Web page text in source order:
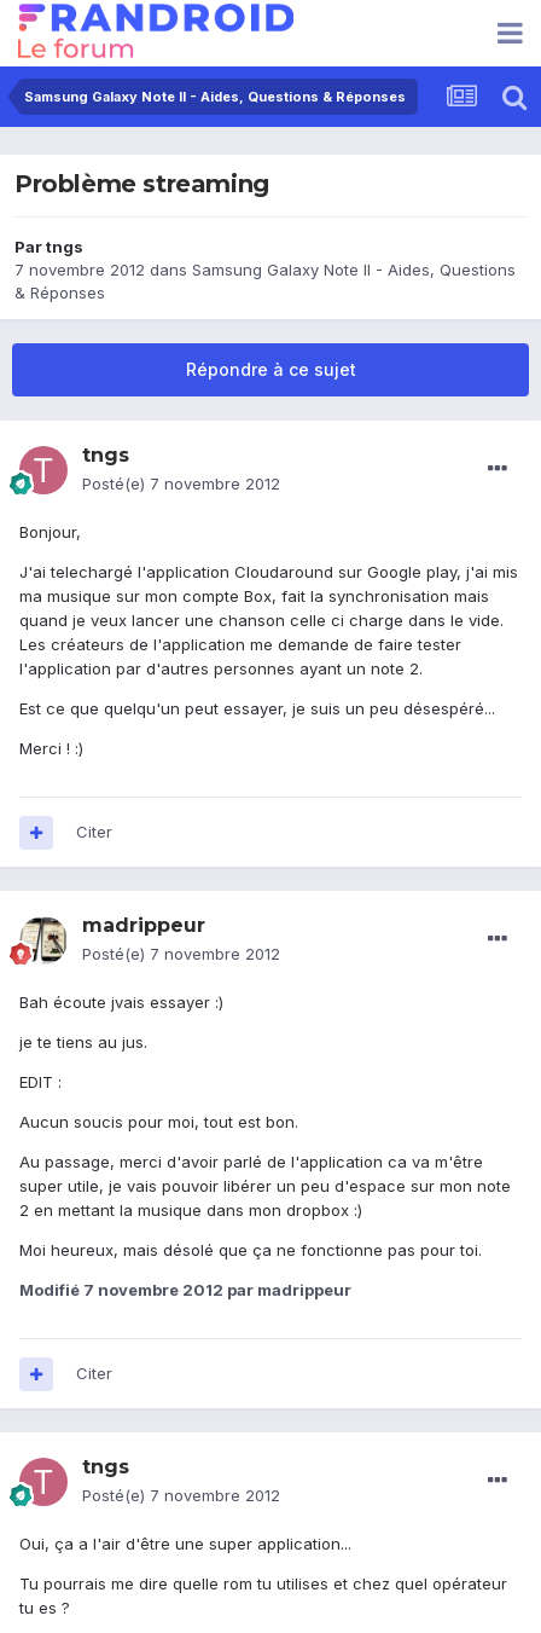
Samsung Galaxy Note II - Aides, Questions & Réponses
Problème streaming
Partngs
7 novembre 2012 dans Samsung Galaxy Note II - Aides, Questions
& Réponses
Répondre à ce sujet
tngs
Posté(e) 7 novembre 2012
Bonjour,
J'ai telechargé l'application Cloudaround sur Google play, j'ai mis
ma musique sur mon compte Box, fait la synchronisation mais
quand je veux lancer une chanson celle ci charge dans le vide.
Les créateurs de l'application me demande de faire tester
l'application par d'autres personnes ayant un note 2.
Est ce que quelqu'un peut essayer, je suis un peu désespéré...
Merci ! :)
Citer
madrippeur
Posté(e) 7 novembre 2012
Bah écoute jvais essayer :)
je te tiens au jus.
EDIT :
Aucun soucis pour moi, tout est bon.
Au passage, merci d'avoir parlé de l'application ca va m'être
super utile, je vais pouvoir libérer un peu d'espace sur mon note
2 en mettant la musique dans mon dropbox :)
Moi heureux, mais désolé que ça ne fonctionne pas pour toi.
Modifié 7 novembre 2012 par madrippeur
Citer
tngs
Posté(e) 7 novembre 2012
Oui, ça a l'air d'être une super application...
Tu pourrais me dire quelle rom tu utilises et chez quel opérateur
tu es ?